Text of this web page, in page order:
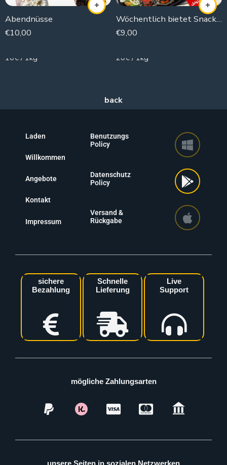
Abendnüsse
€10,00
10€ / 1kg
Wöchentlich bietet Snack und Aromen
€9,00
20€ / 1kg
Laden
Willkommen
Angebote
Kontakt
Impressum
Benutzungs
Policy
Datenschutz
Policy
Versand &
Rückgabe
sichere
Bezahlung
Schnelle
Lieferung
Live
Support
mögliche Zahlungsarten